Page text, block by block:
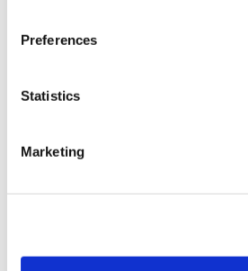
Preferences
Statistics
Marketing